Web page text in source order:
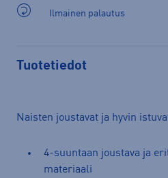
Ilmainen palautus
Tuotetiedot
Naisten joustavat ja hyvin
4-suuntaan joustava ja
materiaali